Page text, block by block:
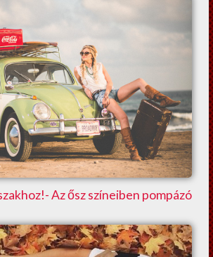
Az ősz színeiben pompázó